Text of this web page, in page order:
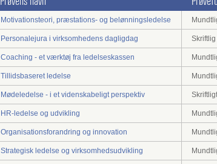
Motivationsteori, præstations- og belønningsledelse
Personalejura i virksomhedens dagligdag
Coaching - et værktøj fra ledelseskassen
Tillidsbaseret ledelse
Mødeledelse - i et videnskabeligt perspektiv
HR-ledelse og udvikling
Organisationsforandring og innovation
Strategisk ledelse og virksomhedsudvikling